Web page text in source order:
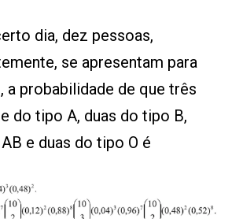
dia, dez pessoas,
se apresentam para
a probabilidade de que três
do tipo A, duas do tipo B,
e duas do tipo O é